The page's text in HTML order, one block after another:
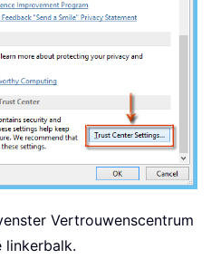
Vertrouwenscentrum
linkerbalk.